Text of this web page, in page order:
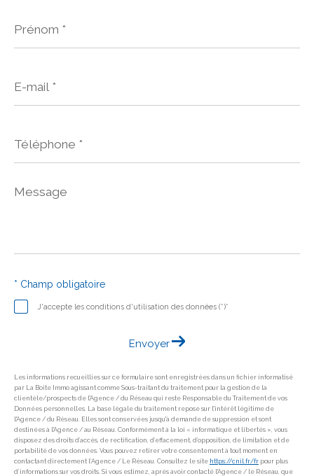
*
mail
*
Message
J'accepte les conditions d'utilisation des données (*)*
* Champ obligatoire
Envoyer
Les informations recueillies sur ce formulaire sont enregistrées dans un fichier informatisé
par La Boite Immo agissant comme Sous-traitant du traitement pour la gestion de la
clientèle/prospects de l'Agence / du Réseau qui reste Responsable du Traitement de vos
Données personnelles. La base légale du traitement repose sur l'intérêt légitime de
l'Agence / du Réseau. Elles sont conservées jusqu'à demande de suppression et sont
destinées à l'Agence / au Réseau. Conformément à la loi « informatique et libertés », vous
disposez des droits d’accès, de rectification, d’effacement, d’opposition, de limitation et de
portabilité de vos données. Vous pouvez retirer votre consentement à tout moment en
contactant directement l’Agence / Le Réseau. Consultez le site https://cnil.fr/fr pour plus
d’informations sur vos droits. Si vous estimez, après avoir contacté l'Agence / le Réseau, que